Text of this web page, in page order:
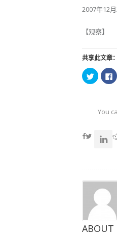
2007年12
【观察】
共享此文章：
点
击
共
享
窗
口
点
击
You
ABOUT